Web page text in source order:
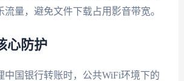
流量，避免文件下载占用影音带宽。
心防护
中国银行转账时，公共WiFi环境下的